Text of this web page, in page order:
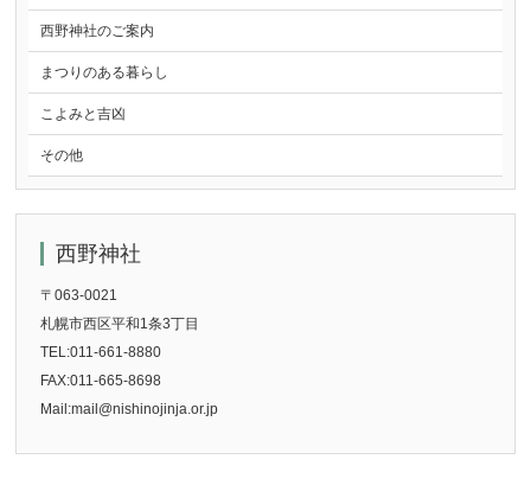
西野神社のご案内
まつりのある暮らし
こよみと吉凶
その他
西野神社
〒063-0021
札幌市西区平和1条3丁目
TEL:011-661-8880
FAX:011-665-8698
Mail:mail@nishinojinja.or.jp